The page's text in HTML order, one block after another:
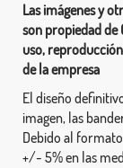
Las imágenes y
son propiedad de
uso,
de la empresa
El diseño
imagen, las
Debido al
+/- 5% en las